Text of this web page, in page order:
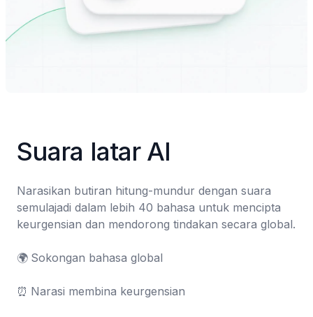
Suara latar AI
Narasikan butiran hitung-mundur dengan suara
semulajadi dalam lebih 40 bahasa untuk mencipta
keurgensian dan mendorong tindakan secara global.
🌍	Sokongan bahasa global
⏰	Narasi membina keurgensian